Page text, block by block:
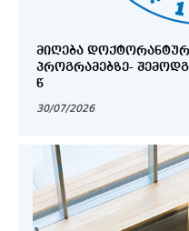
ᲛᲘᲦᲔᲑᲐ
ᲞᲠᲝᲒᲠᲐᲛᲔᲑᲖᲔ-
Წ
30/07/2026